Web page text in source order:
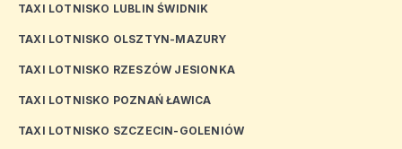
TAXI LOTNISKO LUBLIN ŚWIDNIK
TAXI LOTNISKO OLSZTYN-MAZURY
TAXI LOTNISKO RZESZÓW JESIONKA
TAXI LOTNISKO POZNAŃ ŁAWICA
TAXI LOTNISKO SZCZECIN-GOLENIÓW